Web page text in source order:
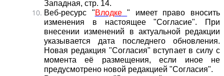
Западная, стр. 14.
Веб-ресурс "Влодке
" имеет право вносить
изменения в настоящее "Согласие". При
внесении изменений в актуальной редакции
указывается дата последнего обновления.
Новая редакция "Согласия" вступает в силу с
момента её размещения, если иное не
предусмотрено новой редакцией "Согласия".